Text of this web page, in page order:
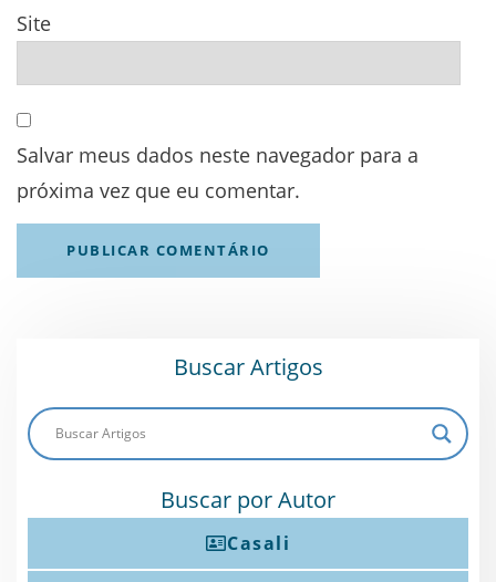
Site
Salvar meus dados neste navegador para a
próxima vez que eu comentar.
Buscar Artigos
Buscar por Autor
Casali